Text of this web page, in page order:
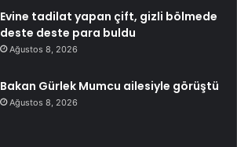
Evine tadilat yapan çift, gizli bölmede
deste deste para buldu
Ağustos 8, 2026
Bakan Gürlek Mumcu ailesiyle görüştü
Ağustos 8, 2026